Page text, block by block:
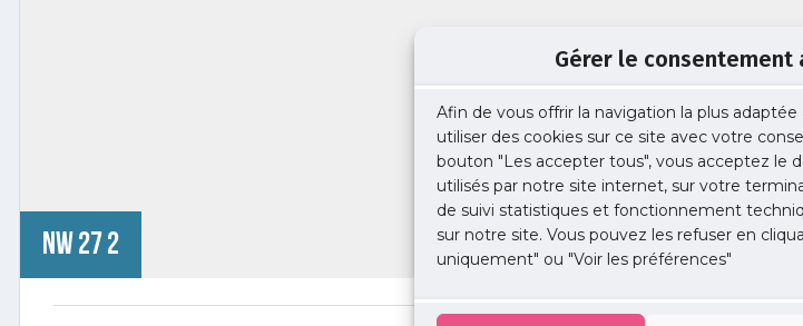
Gérer le consentement
Afin de vous offrir la navigation la plus
utiliser des cookies sur ce site avec votre
bouton "Les accepter tous", vous acceptez le
utilisés par notre site internet, sur votre
de suivi statistiques et fonctionnement
sur notre site. Vous pouvez les refuser en
uniquement" ou "Voir les préférences"
nw 27 2